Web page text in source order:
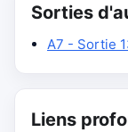
Sorties
A7 - Sortie
Liens